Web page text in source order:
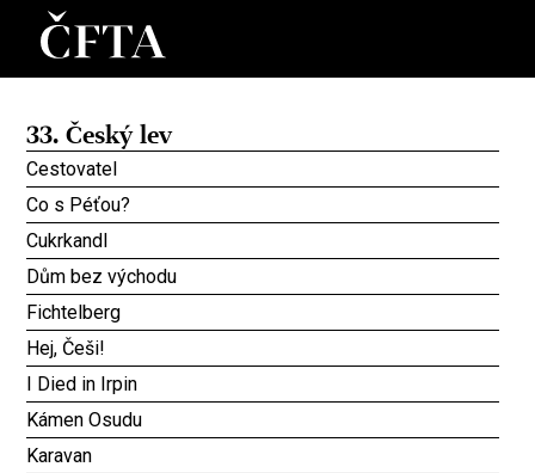
33. Český lev
Cestovatel
Co s Péťou?
Cukrkandl
Dům bez východu
Fichtelberg
Hej, Češi!
I Died in Irpin
Kámen Osudu
Karavan